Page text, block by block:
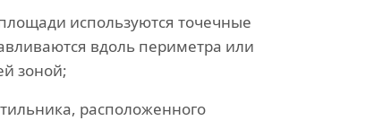
используются точечные
вдоль периметра или
зоной;
расположенного